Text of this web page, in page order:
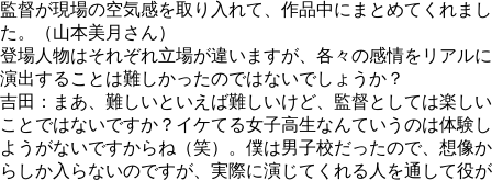
監督が現場の空気感を取り入れて、作品中にまとめてくれまし
た。（山本美月さん）
登場人物はそれぞれ立場が違いますが、各々の感情をリアルに
演出することは難しかったのではないでしょうか？
吉田：まあ、難しいといえば難しいけど、監督としては楽しい
ことではないですか？イケてる女子高生なんていうのは体験し
ようがないですからね（笑）。僕は男子校だったので、想像か
らしか入らないのですが、実際に演じてくれる人を通して役が